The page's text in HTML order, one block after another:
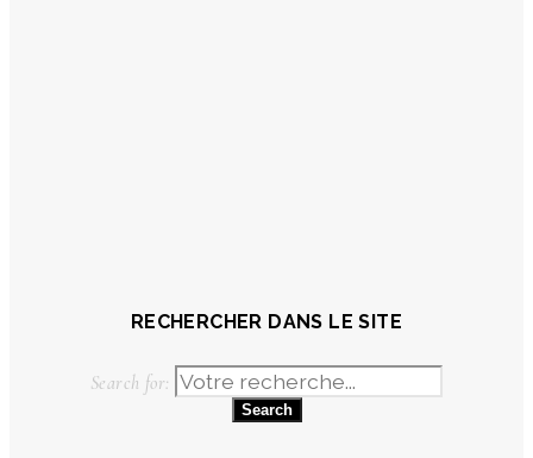
RECHERCHER DANS LE SITE
Search for: